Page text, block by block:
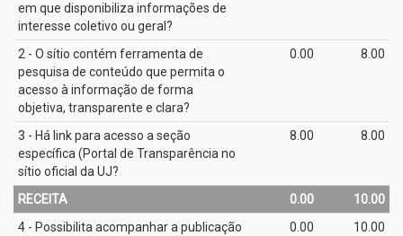
em que disponibiliza informações de
interesse coletivo ou geral?
2 - O sítio contém ferramenta de
pesquisa de conteúdo que permita o
acesso à informação de forma
objetiva, transparente e clara?
0.00 8.00
3 - Há link para acesso a seção
específica (Portal de Transparência no
sítio oficial da UJ?
8.00 8.00
RECEITA 0.00
10.00
4 - Possibilita acompanhar a publicação
0.00 10.00